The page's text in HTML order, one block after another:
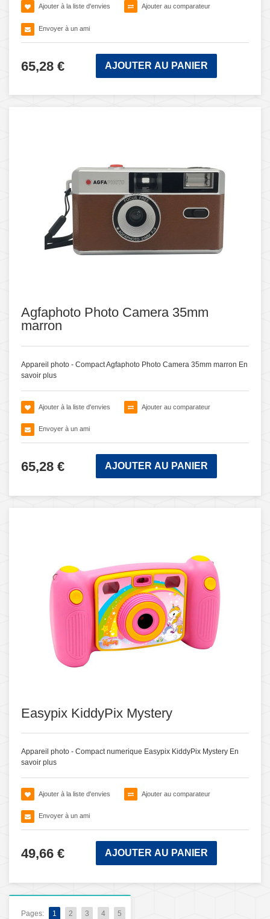
Ajouter à la liste d'envies Ajouter au comparateur
Envoyer à un ami
65,28 € AJOUTER AU PANIER
Agfaphoto Photo Camera 35mm
marron
Appareil photo - Compact Agfaphoto Photo Camera 35mm marron En
savoir plus
Ajouter à la liste d'envies Ajouter au comparateur
Envoyer à un ami
65,28 € AJOUTER AU PANIER
Easypix KiddyPix Mystery
Appareil photo - Compact numerique Easypix KiddyPix Mystery En
savoir plus
Ajouter à la liste d'envies Ajouter au comparateur
Envoyer à un ami
49,66 € AJOUTER AU PANIER
Pages: 1 2 3 4 5